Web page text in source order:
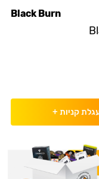
Black Burn
קניות +